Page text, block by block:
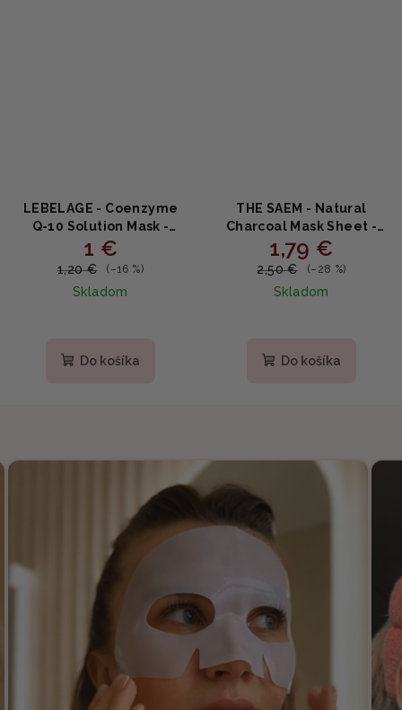
LEBELAGE - Coenzyme
Q-10 Solution Mask -
Vyživujúca plátenná
maska s koenzýmom Q10
1 €
1,20 € (–16 %)
Skladom
Do košíka
THE SAEM - Natural
Charcoal Mask Sheet -
Čistiaca plátenná maska
s aktívnym uhlím 21ml
1,79 €
2,50 € (–28 %)
Skladom
Do košíka